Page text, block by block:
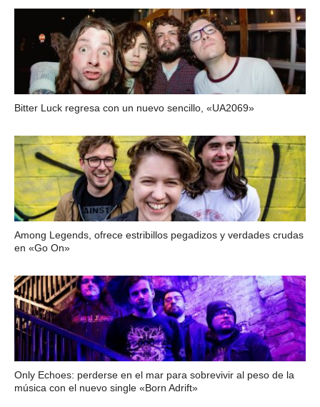
Bitter Luck regresa con un nuevo sencillo, «UA2069»
Among Legends, ofrece estribillos pegadizos y verdades crudas
en «Go On»
Only Echoes: perderse en el mar para sobrevivir al peso de la
música con el nuevo single «Born Adrift»